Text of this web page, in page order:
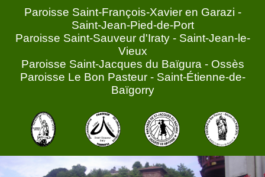
Paroisse Saint-François-Xavier en Garazi -
Saint-Jean-Pied-de-Port
Paroisse Saint-Sauveur d'Iraty - Saint-Jean-le-
Vieux
Paroisse Saint-Jacques du Baïgura - Ossès
Paroisse Le Bon Pasteur - Saint-Étienne-de-
Baïgorry